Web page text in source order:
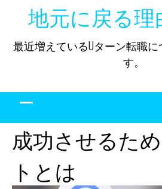
content
地元に戻る理
最近増えているUターン転職
す。
成功させるた
トとは